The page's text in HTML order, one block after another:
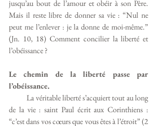
jusqu’au bout de l’amour et obéir à son Père.
Mais il reste libre de donner sa vie : “Nul ne
peut me l’enlever : je la donne de moi-même.”
(Jn. 10, 18) Comment concilier la liberté et
l’obéissance ?
Le chemin de la liberté passe par
l’obéissance.
           La véritable liberté s’acquiert tout au long
de la vie : saint Paul écrit aux Corinthiens :
“c’est dans vos cœurs que vous êtes à l’étroit” (2